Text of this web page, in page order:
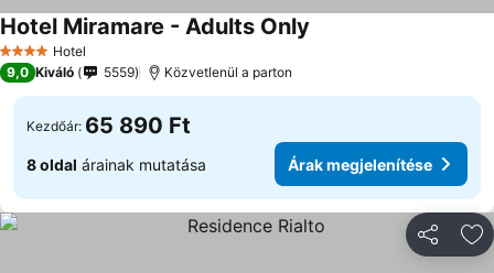
4 KategóriaHotel
Hotel Miramare - Adults Only
9,0 Kiváló 5559 Közvetlenül a parton
Kezdőár: 65 890 Ft
8 oldal árainak mutatása Árak megjelenítése